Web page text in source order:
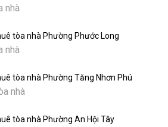
nhà
tòa nhà Phường Phước Long
nhà
tòa nhà Phường Tăng Nhơn Phú
nhà
tòa nhà Phường An Hội Tây